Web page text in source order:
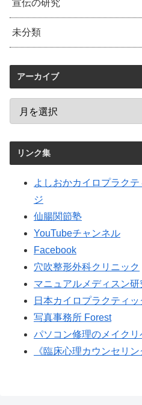
宣伝の研究
未分類
アーカイブ
リンク集
よしおかカイロプラク
ジ
仙腸関節塾
YouTubeチャンネル
Facebook
穴吹整形外科クリニック
マニュアルメディスン研
日本カイロプラクティ
写真事務所 Forest
パソコン修理のメイクリ
《臨床心理カウンセリ